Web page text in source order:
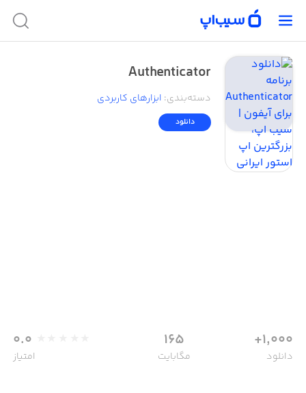
Authenticator
دسته‌بندی: ابزار‌های کاربردی
دانلود
1,000+
دانلود
165
مگابایت
0.0
امتیاز